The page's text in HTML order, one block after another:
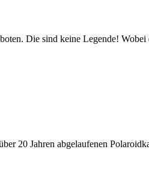
Die sind keine Legende!
20 Jahren abgelaufenen